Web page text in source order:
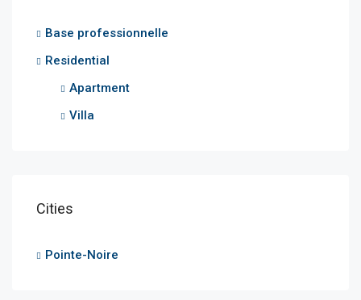
Base professionnelle
Residential
Apartment
Villa
Cities
Pointe-Noire